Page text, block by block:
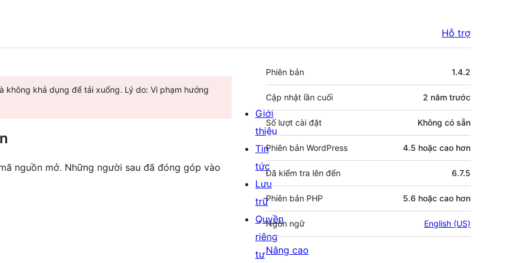
Hỗ trợ
khả dụng để tải xuống. Lý do: Vi phạm hướng
nguồn mở. Những người sau đã đóng góp vào
Meta
Phiên bản 1.4.2
Cập nhật lần cuối 2 năm trước
Số lượt cài đặt Không có sẵn
Phiên bản WordPress 4.5 hoặc cao hơn
Đã kiểm tra lên đến 6.7.5
Phiên bản PHP 5.6 hoặc cao hơn
Ngôn ngữ English (US)
Nâng cao
Giới
thiệu
Tin
tức
Lưu
trữ
Quyền
riêng
tư